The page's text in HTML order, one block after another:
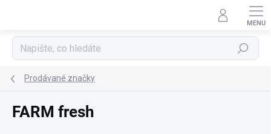
Hledat
Prodávané značky
FARM fresh